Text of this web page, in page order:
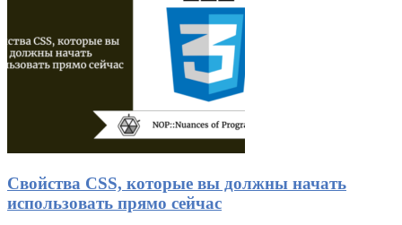
Свойства CSS, которые вы должны начать
использовать прямо сейчас